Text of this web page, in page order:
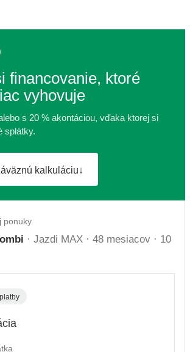
financovanie, ktoré
vyhovuje
s 20 % akontáciou, vďaka ktorej si
splátky.
kalkuláciu↓
ponuky
· Jazdi MAX · 48 mesiacov · 10